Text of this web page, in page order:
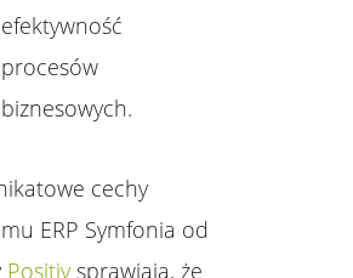
efektywność
procesów
biznesowych.
cechy
ERP Symfonia od
Positivsprawiają, że